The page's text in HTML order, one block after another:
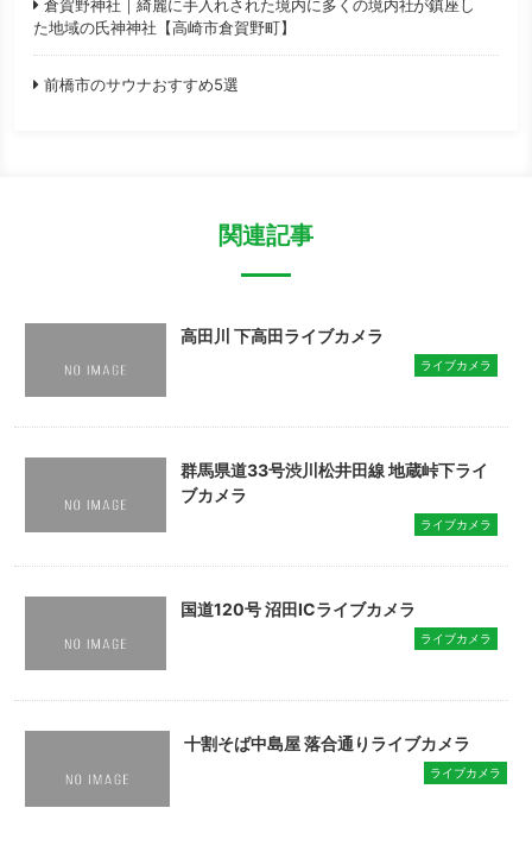
倉賀野神社｜綺麗に手入れされた境内に多くの境内社が鎮座し
た地域の氏神神社【高崎市倉賀野町】
前橋市のサウナおすすめ5選
関連記事
高田川 下高田ライブカメラ
ライブカメラ
群馬県道33号渋川松井田線 地蔵峠下ライ
ブカメラ
ライブカメラ
国道120号 沼田ICライブカメラ
ライブカメラ
十割そば中島屋 落合通りライブカメラ
ライブカメラ